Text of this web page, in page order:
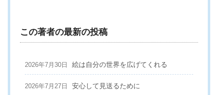
この著者の最新の投稿
2026年7月30日 絵は自分の世界を広げてくれる
2026年7月27日 安心して見送るために